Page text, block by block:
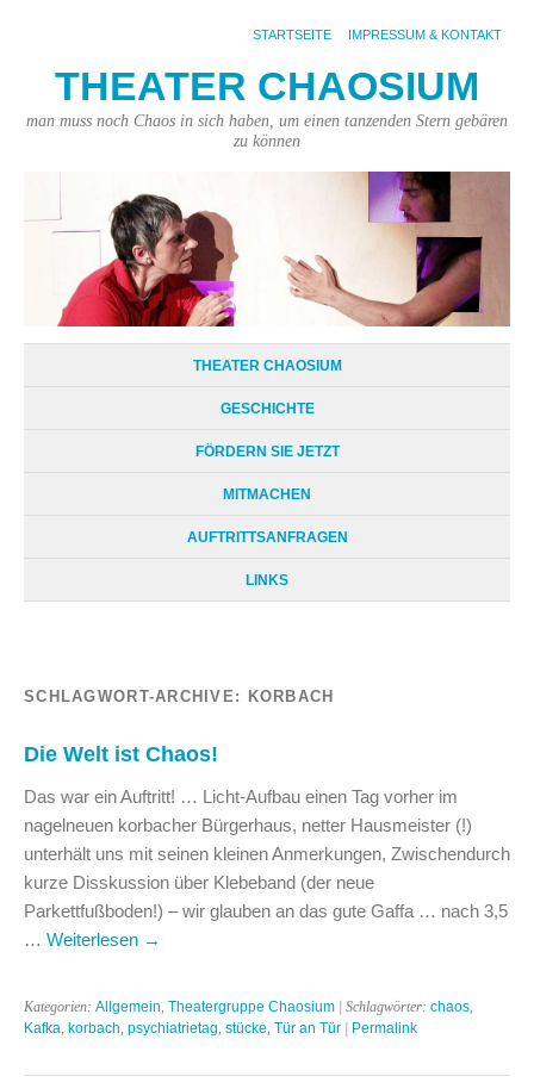
STARTSEITE IMPRESSUM & KONTAKT
THEATER CHAOSIUM
man muss noch Chaos in sich haben, um einen tanzenden Stern gebären
zu können
THEATER CHAOSIUM
GESCHICHTE
FÖRDERN SIE JETZT
MITMACHEN
AUFTRITTSANFRAGEN
LINKS
SCHLAGWORT-ARCHIVE: KORBACH
Die Welt ist Chaos!
Das war ein Auftritt! … Licht-Aufbau einen Tag vorher im
nagelneuen korbacher Bürgerhaus, netter Hausmeister (!)
unterhält uns mit seinen kleinen Anmerkungen, Zwischendurch
kurze Disskussion über Klebeband (der neue
Parkettfußboden!) – wir glauben an das gute Gaffa … nach 3,5
… Weiterlesen →
Kategorien: Allgemein Theatergruppe Chaosium | Schlagwörter: chaos
Kafka korbach psychiatrietag stücke Tür an Tür | Permalink